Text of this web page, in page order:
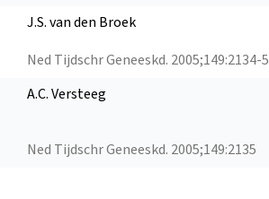
Ned Tijdschr Geneeskd. 2005;149:2134-5
J.S. van den Broek
Ned Tijdschr Geneeskd. 2005;149:2135
A.C. Versteeg